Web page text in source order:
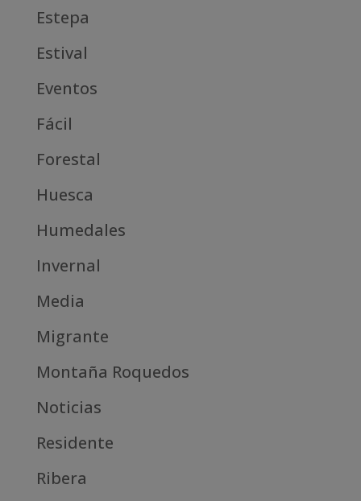
Estepa
Estival
Eventos
Fácil
Forestal
Huesca
Humedales
Invernal
Media
Migrante
Montaña Roquedos
Noticias
Residente
Ribera